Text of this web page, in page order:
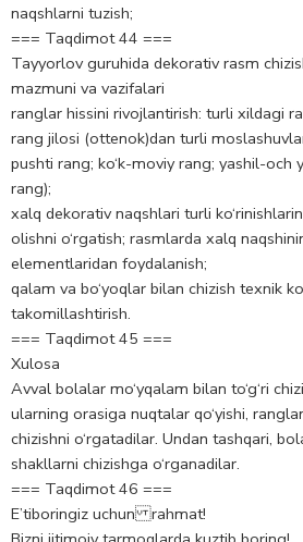
naqshlarni tuzish;
=== Taqdimot 44 ===
Tayyorlov guruhida dekorativ rasm
mazmuni va vazifalari
ranglar hissini rivojlantirish: turli xildagi
rang jilosi (ottenok)dan turli
pushti rang; ko‘k-moviy rang; yashil-och
rang);
xalq dekorativ naqshlari turli
olishni o‘rgatish; rasmlarda xalq
elementlaridan foydalanish;
qalam va bo‘yoqlar bilan chizish texnik
takomillashtirish.
=== Taqdimot 45 ===
Xulosa
Avval bolalar mo‘yqalam bilan to‘g‘ri
ularning orasiga nuqtalar qo‘yishi,
chizishni o‘rgatadilar. Undan tashqari,
shakllarni chizishga o‘rganadilar.
=== Taqdimot 46 ===
E’tiboringiz uchun rahmat!